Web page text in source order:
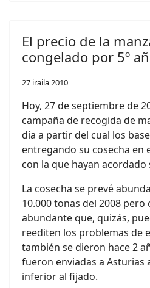
El precio de la
congelado por 5º
27 iraila 2010
Hoy, 27 de septiembre de
campaña de recogida de
día a partir del cual los
entregando su cosecha en
con la que hayan acordado
La cosecha se prevé
10.000 tonas del 2008
abundante que, quizás,
reediten los problemas de
también se dieron hace 2
fueron enviadas a Asturias
inferior al fijado.